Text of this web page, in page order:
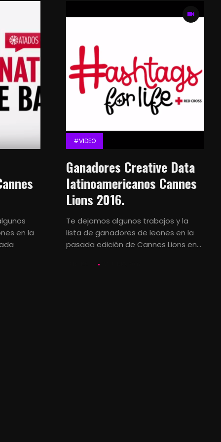
en la
#VIDEO
Ganadores Creative Data
latinoamericanos Cannes
Lions 2016.
Te dejamos algunos trabajos y la
lista de ganadores de leones en la
pasada edición de Cannes Lions en...